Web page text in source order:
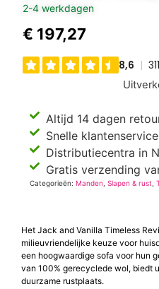
2-4 werkdagen
€ 197,27
Altijd 14 dagen
Snelle klantenservice
Distributiecentra in
Gratis verzending
Categorieën:Manden ,Slapen & rust ,
Het Jack and Vanilla Timeless
milieuvriendelijke keuze voor
een hoogwaardige sofa voor hun
van 100% gerecyclede wol, biedt
duurzame rustplaats.